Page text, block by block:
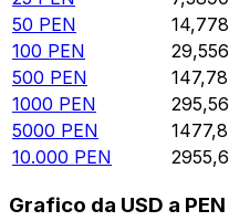
50 PEN 14,778
100 PEN 29,556
500 PEN 147,78
1000 PEN 295,56
5000 PEN 1477,8
10.000 PEN 2955,6
Grafico da USD a PEN